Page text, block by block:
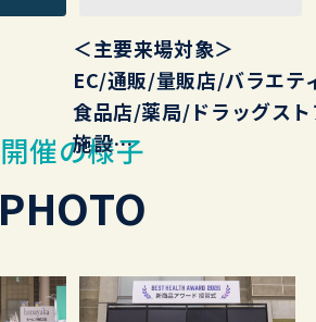
＜主要来場対象＞
EC/通販/ 量販店/バラエテ
食品店/薬局/ドラッグス
施設…
開催の様子
PHOTO